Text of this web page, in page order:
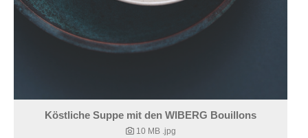
Köstliche Suppe mit den WIBERG Bouillons
10 MB .jpg